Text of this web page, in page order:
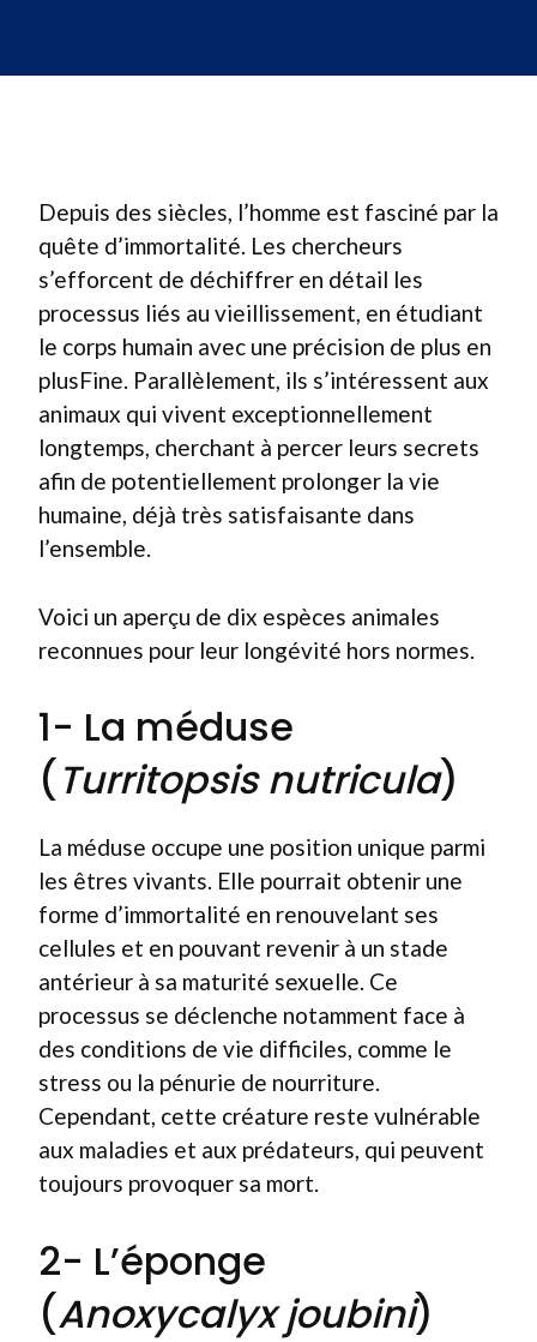
Depuis des siècles, l’homme est fasciné par la
quête d’immortalité. Les chercheurs
s’efforcent de déchiffrer en détail les
processus liés au vieillissement, en étudiant
le corps humain avec une précision de plus en
plusFine. Parallèlement, ils s’intéressent aux
animaux qui vivent exceptionnellement
longtemps, cherchant à percer leurs secrets
afin de potentiellement prolonger la vie
humaine, déjà très satisfaisante dans
l’ensemble.
Voici un aperçu de dix espèces animales
reconnues pour leur longévité hors normes.
1- La méduse
(Turritopsis nutricula)
La méduse occupe une position unique parmi
les êtres vivants. Elle pourrait obtenir une
forme d’immortalité en renouvelant ses
cellules et en pouvant revenir à un stade
antérieur à sa maturité sexuelle. Ce
processus se déclenche notamment face à
des conditions de vie difficiles, comme le
stress ou la pénurie de nourriture.
Cependant, cette créature reste vulnérable
aux maladies et aux prédateurs, qui peuvent
toujours provoquer sa mort.
2- L’éponge
(Anoxycalyx joubini)